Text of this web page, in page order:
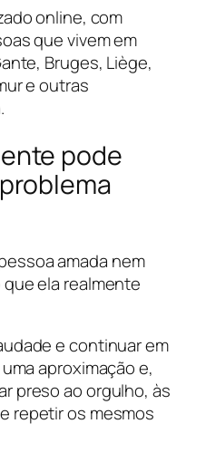
online, com
que vivem em
Bruges, Liège,
e outras
pode
amada nem
ela realmente
e continuar em
aproximação e,
preso ao orgulho, às
repetir os mesmos